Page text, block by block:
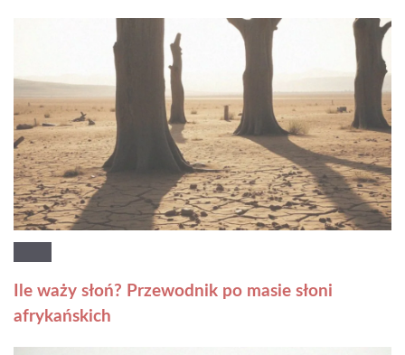
Ile waży słoń? Przewodnik po masie słoni
afrykańskich